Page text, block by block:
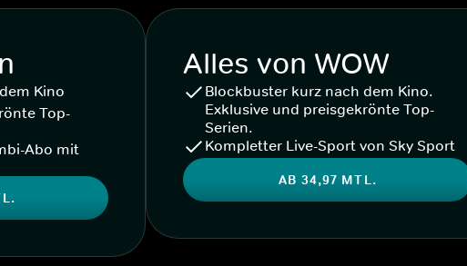
Kino
Top-
Abo mit
Alles von WOW
Blockbuster kurz nach dem Kino.
Exklusive und preisgekrönte Top-
Serien.
Kompletter Live-Sport von Sky Sport
AB 34,97 MTL.